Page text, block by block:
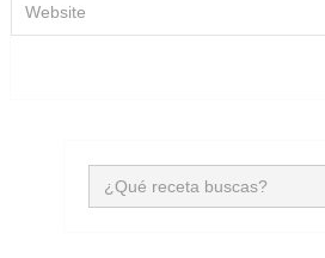
Buscar: